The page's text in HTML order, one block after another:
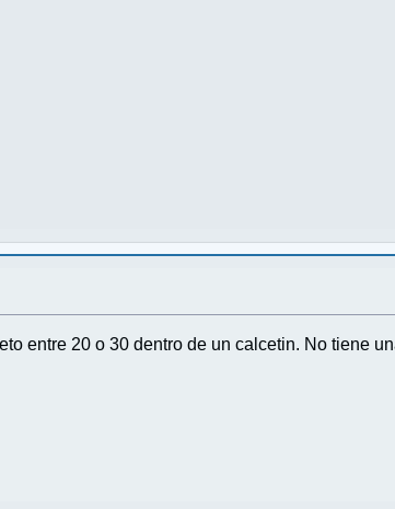
entre 20 o 30 dentro de un calcetin. No tiene